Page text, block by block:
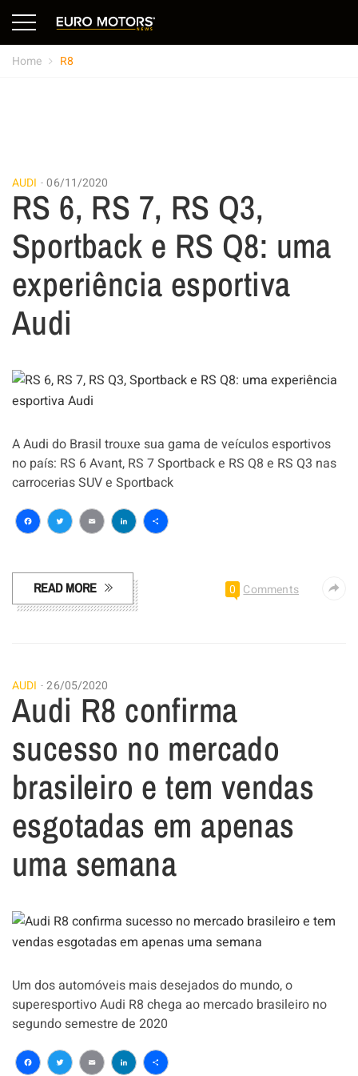
Home R8
AUDI 06/11/2020
RS 6, RS 7, RS Q3,
Sportback e RS Q8: uma
experiência esportiva
Audi
A Audi do Brasil trouxe sua gama de veículos esportivos
no país: RS 6 Avant, RS 7 Sportback e RS Q8 e RS Q3 nas
carrocerias SUV e Sportback
Facebook
Twitter
EmailLinkedIn
Share
READ MORE 0 Comments
AUDI 26/05/2020
Audi R8 confirma
sucesso no mercado
brasileiro e tem vendas
esgotadas em apenas
uma semana
Um dos automóveis mais desejados do mundo, o
superesportivo Audi R8 chega ao mercado brasileiro no
segundo semestre de 2020